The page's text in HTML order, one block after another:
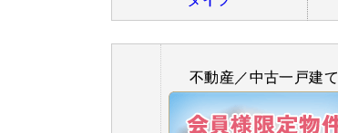
不動産／中古一戸建て